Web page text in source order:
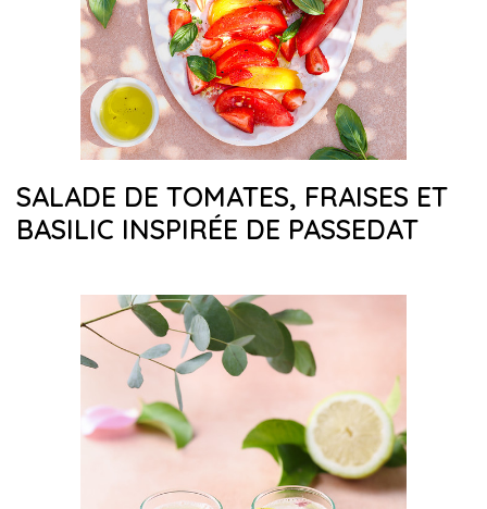
SALADE DE TOMATES, FRAISES ET
BASILIC INSPIRÉE DE PASSEDAT